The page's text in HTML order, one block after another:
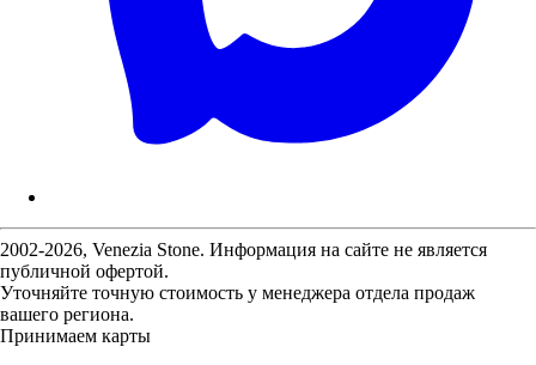
2002-2026, Venezia Stone. Информация на сайте не является
публичной офертой.
Уточняйте точную стоимость у менеджера отдела продаж
вашего региона.
Принимаем карты